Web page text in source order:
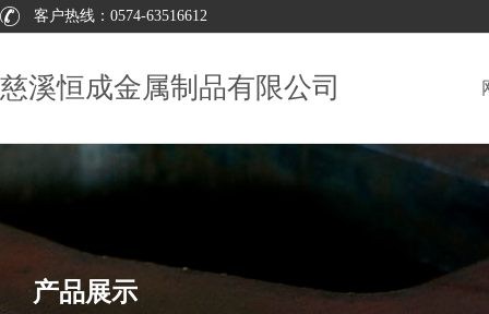
客户热线： 0574-63516612
慈溪恒成金属制品有限公司
产品展示